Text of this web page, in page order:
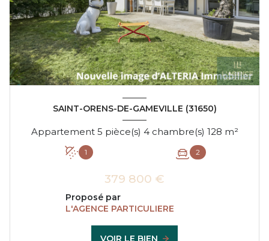
SAINT-ORENS-DE-GAMEVILLE (31650)
Appartement 5 pièce(s) 4 chambre(s) 128 m²
1 2
379 800 €
Proposé par
L'AGENCE PARTICULIERE
VOIR LE BIEN